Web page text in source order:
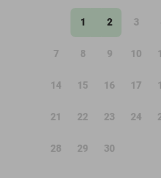
1 2 3
7 8 9 10
14 15 16 17
21 22 23 24
28 29 30